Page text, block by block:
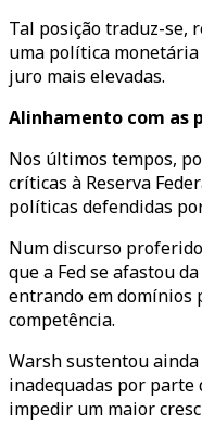
Tal posição traduz-se,
uma política
juro mais elevadas.
Alinhamento com as
Nos últimos tempos,
críticas à Reserva
políticas defendidas
Num discurso
que a Fed se afastou
entrando em domínios
competência.
Warsh sustentou
inadequadas por parte
impedir um maior